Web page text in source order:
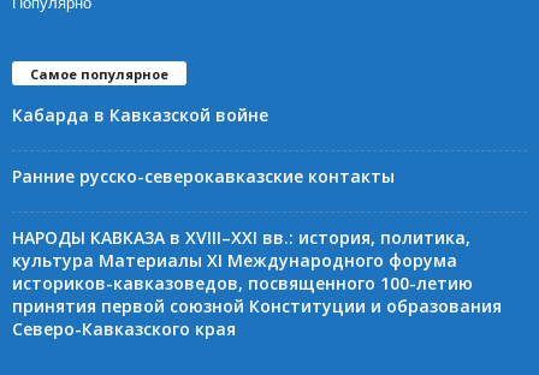
Самое популярное
Кабарда в Кавказской войне
Ранние русско-северокавказские контакты
НАРОДЫ КАВКАЗА в XVIII–XXI вв.: история, политика,
культура Материалы XI Международного форума
историков-кавказоведов, посвященного 100-летию
принятия первой союзной Конституции и образования
Северо-Кавказского края